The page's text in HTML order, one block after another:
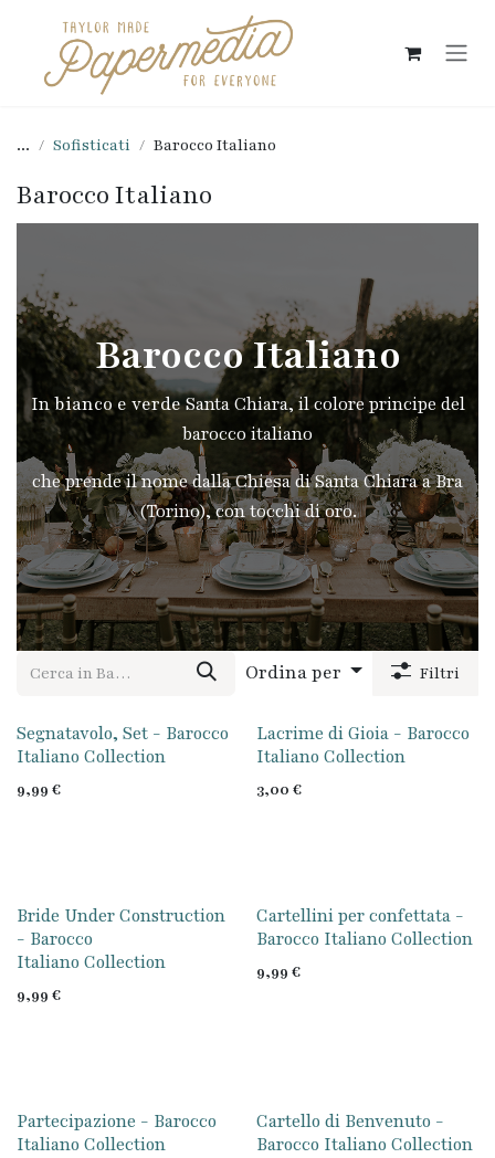
... Sofisticati Barocco Italiano
Barocco Italiano
Barocco Italiano
Inbianco e verdeSanta Chiara, il colore principe del
barocco italiano
che prende il nome dalla Chiesa di Santa Chiara a Bra
(Torino), con tocchi di oro.
Ordina per Filtri
Segnatavolo, Set - Barocco
Italiano Collection
9,99 €
Lacrime di Gioia - Barocco
Italiano Collection
3,00 €
Bride Under Construction
- Barocco
Italiano Collection
9,99 €
Cartellini per confettata -
Barocco Italiano Collection
9,99 €
Partecipazione - Barocco
Italiano Collection
Cartello di Benvenuto -
Barocco Italiano Collection